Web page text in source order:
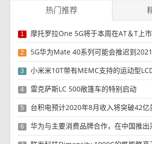
热门推荐
1 摩托罗拉One 5G将于本周在AT＆T上市
2 5G华为Mate 40系列可能会推迟到
3 小米米10T带有MEMC支持的运动型
4 雷克萨斯LC 500敞篷车的特别启动
5 台积电预计2020年8月收入将突破42
6 华为与主要消费品牌合作，在中国推出采用